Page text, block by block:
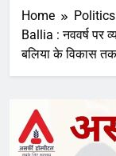
Home
Politics
Ballia : नववर्ष पर
बलिया के विकास